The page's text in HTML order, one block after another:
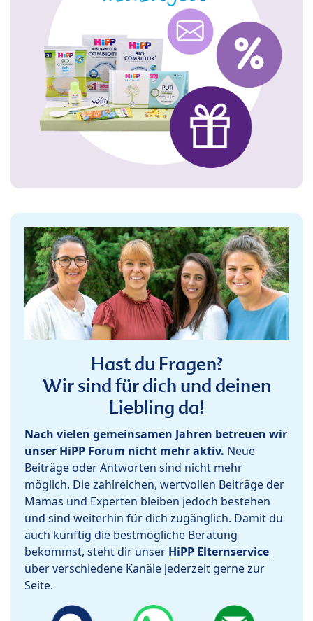
Hast du Fragen?
Wir sind für dich und deinen
Liebling da!
Nach vielen gemeinsamen Jahren betreuen wir
unser HiPP Forum nicht mehr aktiv. Neue
Beiträge oder Antworten sind nicht mehr
möglich. Die zahlreichen, wertvollen Beiträge der
Mamas und Experten bleiben jedoch bestehen
und sind weiterhin für dich zugänglich. Damit du
auch künftig die bestmögliche Beratung
bekommst, steht dir unser HiPP Elternservice
über verschiedene Kanäle jederzeit gerne zur
Seite.